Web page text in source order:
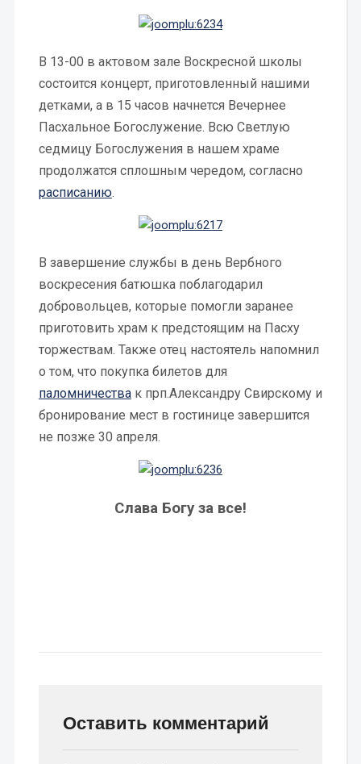
В 13-00 в актовом зале Воскресной школы
состоится концерт, приготовленный нашими
детками, а в 15 часов начнется Вечернее
Пасхальное Богослужение. Всю Светлую
седмицу Богослужения в нашем храме
продолжатся сплошным чередом, согласно
расписанию.
В завершение службы в день Вербного
воскресения батюшка поблагодарил
добровольцев, которые помогли заранее
приготовить храм к предстоящим на Пасху
торжествам. Также отец настоятель напомнил
о том, что покупка билетов для
паломничествак прп.Александру Свирскому и
бронирование мест в гостинице завершится
не позже 30 апреля.
Слава Богу за все!
Оставить комментарий